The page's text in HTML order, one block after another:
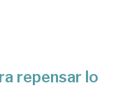
repensar lo